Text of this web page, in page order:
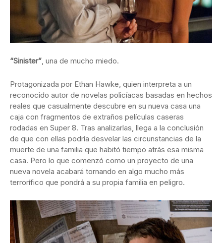
“Sinister”, una de mucho miedo.
Protagonizada por Ethan Hawke, quien interpreta a un
reconocido autor de novelas policíacas basadas en hechos
reales que casualmente descubre en su nueva casa una
caja con fragmentos de extraños películas caseras
rodadas en Super 8. Tras analizarlas, llega a la conclusión
de que con ellas podría desvelar las circunstancias de la
muerte de una familia que habitó tiempo atrás esa misma
casa. Pero lo que comenzó como un proyecto de una
nueva novela acabará tornando en algo mucho más
terrorífico que pondrá a su propia familia en peligro.